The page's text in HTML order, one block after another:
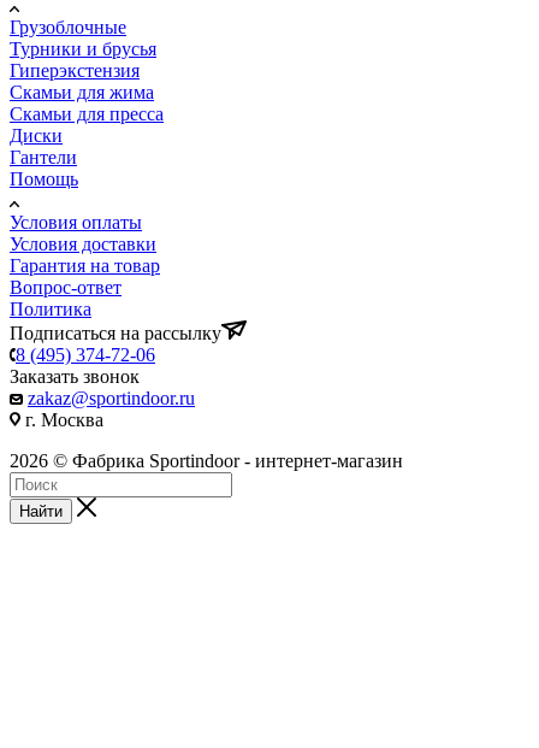
Грузоблочные
Турники и брусья
Гиперэкстензия
Скамьи для жима
Скамьи для пресса
Диски
Гантели
Помощь
Условия оплаты
Условия доставки
Гарантия на товар
Вопрос-ответ
Политика
Подписаться на рассылку
8 (495) 374-72-06
Заказать звонок
zakaz@sportindoor.ru
г. Москва
2026 © Фабрика Sportindoor - интернет-магазин
Найти